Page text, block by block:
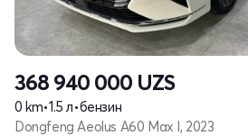
368 940 000 UZS
0 km•1.5 л•бензин
Dongfeng Aeolus A60 Max I, 2023